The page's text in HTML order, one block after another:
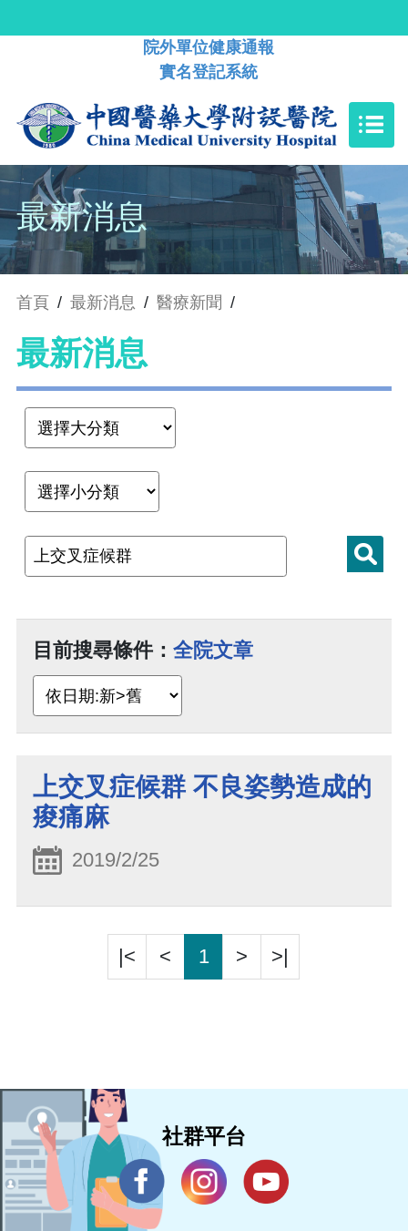
院外單位健康通報
實名登記系統
最新消息
首頁 / 最新消息 / 醫療新聞 /
最新消息
目前搜尋條件： 全院文章
上交叉症候群 不良姿勢造成的
痠痛麻
2019/2/25
|< < 1 > >|
社群平台